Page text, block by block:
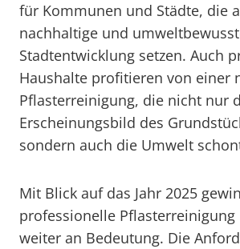
für Kommunen und Städte, die
nachhaltige und
Stadtentwicklung setzen. Auch
Haushalte profitieren von einer
Pflasterreinigung, die nicht nur
Erscheinungsbild des
sondern auch die Umwelt
Mit Blick auf das Jahr 2025
professionelle
weiter an Bedeutung. Die